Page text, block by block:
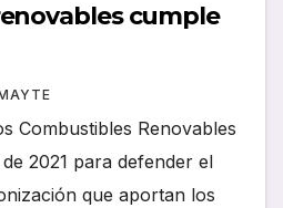
cumple
Combustibles Renovables
2021 para defender el
que aportan los